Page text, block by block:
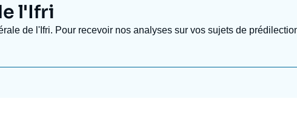
l'Ifri
de l'Ifri. Pour recevoir nos analyses sur vos sujets de